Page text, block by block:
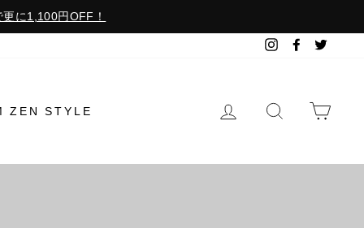
に1,100円OFF！
InstagramFacebook
ZEN STYLE ログイン 検索で探す